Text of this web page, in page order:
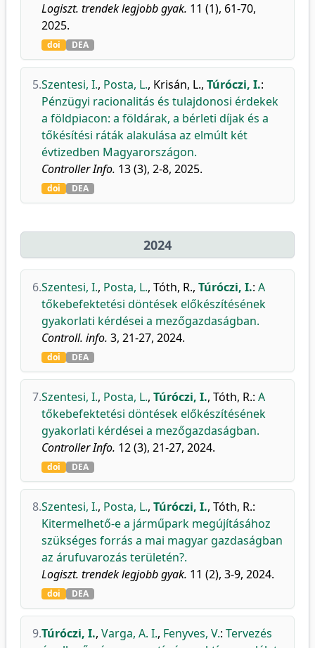
Logiszt. trendek legjobb gyak. 11 (1), 61-70,
2025.
doi DEA
5.Szentesi, I., Posta, L., Krisán, L., Túróczi, I.:
Pénzügyi racionalitás és tulajdonosi érdekek
a földpiacon: a földárak, a bérleti díjak és a
tőkésítési ráták alakulása az elmúlt két
évtizedben Magyarországon.
Controller Info. 13 (3), 2-8, 2025.
doi DEA
2024
6.Szentesi, I., Posta, L., Tóth, R., Túróczi, I.: A
tőkebefektetési döntések előkészítésének
gyakorlati kérdései a mezőgazdaságban.
Controll. info. 3, 21-27, 2024.
doi DEA
7.Szentesi, I., Posta, L., Túróczi, I., Tóth, R.: A
tőkebefektetési döntések előkészítésének
gyakorlati kérdései a mezőgazdaságban.
Controller Info. 12 (3), 21-27, 2024.
doi DEA
8.Szentesi, I., Posta, L., Túróczi, I., Tóth, R.:
Kitermelhető-e a járműpark megújításához
szükséges forrás a mai magyar gazdaságban
az árufuvarozás területén?.
Logiszt. trendek legjobb gyak. 11 (2), 3-9, 2024.
doi DEA
9.Túróczi, I., Varga, A. I., Fenyves, V.: Tervezés